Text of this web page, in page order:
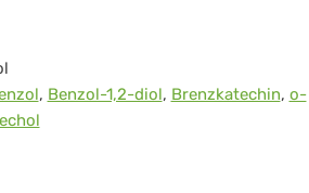
, Benzol-1,2-diol, Brenzkatechin, o-